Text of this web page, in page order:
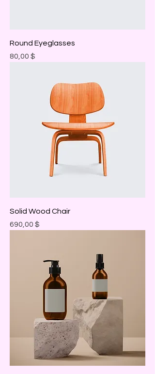
Round Eyeglasses
Prix
80,00 $
Solid Wood Chair
Prix
690,00 $